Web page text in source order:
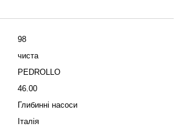
98
чиста
PEDROLLO
46.00
Глибинні насоси
Італія